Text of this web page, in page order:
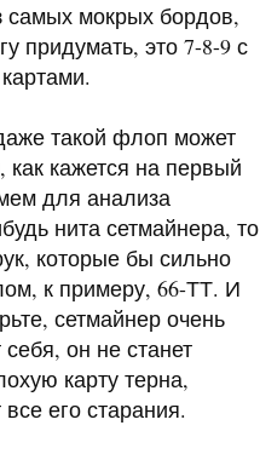
мокрых бордов,
придумать, это 7-8-9 с
такой флоп может
кажется на первый
для анализа
нита сетмайнера, то
которые бы сильно
к примеру, 66-ТТ. И
сетмайнер очень
он не станет
карту терна,
его старания.